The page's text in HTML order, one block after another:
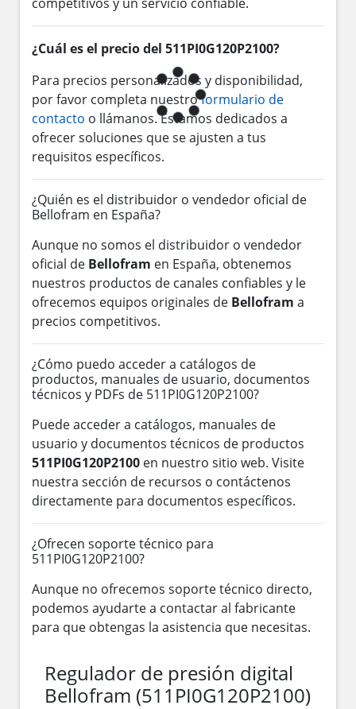
¿Cuál es el precio del 511PI0G120P2100?
Para precios personalizados y disponibilidad,
por favor completa nuestroformulario de
contacto o llámanos. Estamos dedicados a
ofrecer soluciones que se ajusten a tus
requisitos específicos.
¿Quién es el distribuidor o vendedor oficial de
Bellofram en España?
Aunque no somos el distribuidor o vendedor
oficial de Bellofram en España, obtenemos
nuestros productos de canales confiables y le
ofrecemos equipos originales de Bellofram a
precios competitivos.
¿Cómo puedo acceder a catálogos de
productos, manuales de usuario, documentos
técnicos y PDFs de 511PI0G120P2100?
Puede acceder a catálogos, manuales de
usuario y documentos técnicos de productos
511PI0G120P2100 en nuestro sitio web. Visite
nuestra sección de recursos o contáctenos
directamente para documentos específicos.
¿Ofrecen soporte técnico para
511PI0G120P2100?
Aunque no ofrecemos soporte técnico directo,
podemos ayudarte a contactar al fabricante
para que obtengas la asistencia que necesitas.
Regulador de presión digital
Bellofram (511PI0G120P2100)